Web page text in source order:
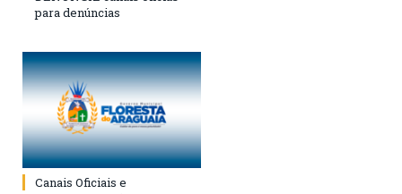
para denúncias
Canais Oficiais e